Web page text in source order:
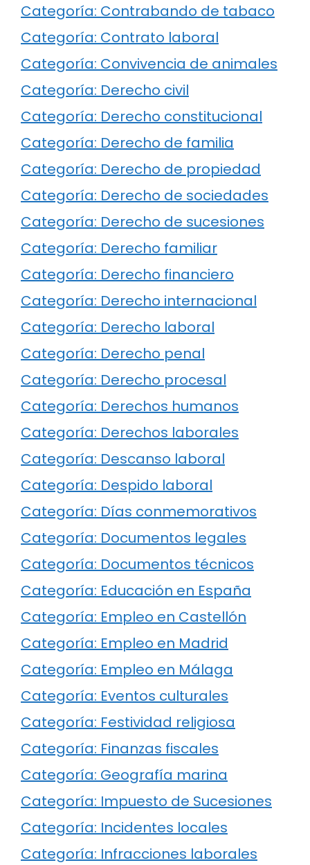
Categoría: Contrabando de tabaco
Categoría: Contrato laboral
Categoría: Convivencia de animales
Categoría: Derecho civil
Categoría: Derecho constitucional
Categoría: Derecho de familia
Categoría: Derecho de propiedad
Categoría: Derecho de sociedades
Categoría: Derecho de sucesiones
Categoría: Derecho familiar
Categoría: Derecho financiero
Categoría: Derecho internacional
Categoría: Derecho laboral
Categoría: Derecho penal
Categoría: Derecho procesal
Categoría: Derechos humanos
Categoría: Derechos laborales
Categoría: Descanso laboral
Categoría: Despido laboral
Categoría: Días conmemorativos
Categoría: Documentos legales
Categoría: Documentos técnicos
Categoría: Educación en España
Categoría: Empleo en Castellón
Categoría: Empleo en Madrid
Categoría: Empleo en Málaga
Categoría: Eventos culturales
Categoría: Festividad religiosa
Categoría: Finanzas fiscales
Categoría: Geografía marina
Categoría: Impuesto de Sucesiones
Categoría: Incidentes locales
Categoría: Infracciones laborales